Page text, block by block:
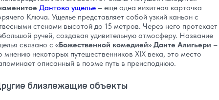
Дантово ущелье – еще одна визитная карточка
Ключа. Ущелье представляет собой узкий каньон с
стенами высотой до 15 метров. Через него протекает
ручей, создавая удивительную атмосферу. Название
связано с «Божественной комедией» Данте Алигьери –
мнению некоторых путешественников XIX века, это место
описанный в поэме путь в преисподнюю.
близлежащие объекты